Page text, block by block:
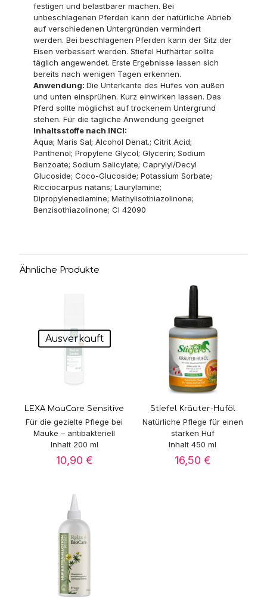
festigen und belastbarer machen. Bei
unbeschlagenen Pferden kann der natürliche Abrieb
auf verschiedenen Untergründen vermindert
werden. Bei beschlagenen Pferden kann der Sitz der
Eisen verbessert werden. Stiefel Hufhärter sollte
täglich angewendet. Erste Ergebnisse lassen sich
bereits nach wenigen Tagen erkennen.
Anwendung:Die Unterkante des Hufes von außen
und unten einsprühen. Kurz einwirken lassen. Das
Pferd sollte möglichst auf trockenem Untergrund
stehen. Für die tägliche Anwendung geeignet
Inhaltsstoffe nach INCI:
Aqua; Maris Sal; Alcohol Denat.; Citrit Acid;
Panthenol; Propylene Glycol; Glycerin; Sodium
Benzoate; Sodium Salicylate; Caprylyl/Decyl
Glucoside; Coco-Glucoside; Potassium Sorbate;
Ricciocarpus natans; Laurylamine;
Dipropylenediamine; Methylisothiazolinone;
Benzisothiazolinone; CI 42090
Ähnliche Produkte
Ausverkauft
LEXA MauCare Sensitive
Für die gezielte Pflege bei
Mauke – antibakteriell
Inhalt 200 ml
10,90 €
Stiefel Kräuter-Huföl
Natürliche Pflege für einen
starken Huf
Inhalt 450 ml
16,50 €